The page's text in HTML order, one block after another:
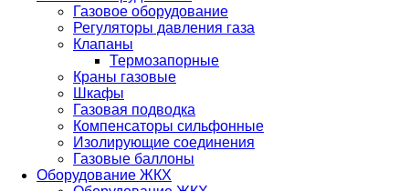
Газовое оборудование
Регуляторы давления газа
Клапаны
Термозапорные
Краны газовые
Шкафы
Газовая подводка
Компенсаторы сильфонные
Изолирующие соединения
Газовые баллоны
Оборудование ЖКХ